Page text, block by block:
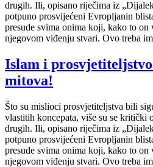
drugih. Ili, opisano riječima iz
potpuno prosvijećeni Evropljanin
presude svima onima koji, kako to on
njegovom viđenju stvari. Ovo treba
Islam i
mitova!
Što su mislioci prosvjetiteljstva bili
vlastitih koncepata, više su se kritički
drugih. Ili, opisano riječima iz
potpuno prosvijećeni Evropljanin
presude svima onima koji, kako to on
njegovom viđenju stvari. Ovo treba